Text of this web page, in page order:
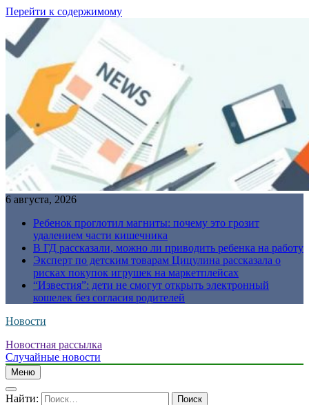
Перейти к содержимому
6 августа, 2026
Ребенок проглотил магниты: почему это грозит
удалением части кишечника
В ГД рассказали, можно ли приводить ребенка на работу
Эксперт по детским товарам Цицулина рассказала о
рисках покупок игрушек на маркетплейсах
“Известия”: дети не смогут открыть электронный
кошелек без согласия родителей
Новости
Новостная рассылка
Случайные новости
Меню
Найти: